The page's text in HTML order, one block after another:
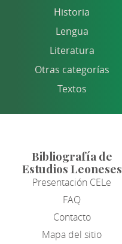
Historia
Lengua
Literatura
Otras categorías
Textos
Bibliografía de
Estudios Leoneses
Presentación CELe
FAQ
Contacto
Mapa del sitio